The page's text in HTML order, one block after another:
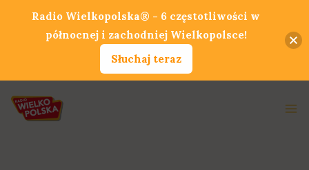
Radio Wielkopolska® - 6 częstotliwości w
północnej i zachodniej Wielkopolsce!
Słuchaj teraz